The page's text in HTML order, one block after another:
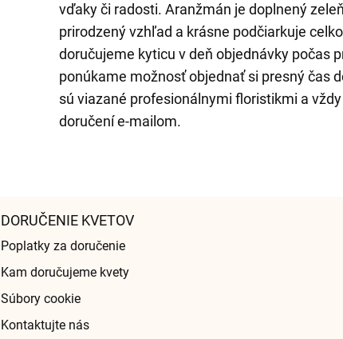
vďaky či radosti. Aranžmán je doplnený
prirodzený vzhľad a krásne podčiarkuje
doručujeme kyticu v deň objednávky počas
ponúkame možnosť objednať si presný čas
sú viazané profesionálnymi floristikmi a
doručení e-mailom.
DORUČENIE KVETOV
Poplatky za doručenie
Kam doručujeme kvety
Súbory cookie
Kontaktujte nás